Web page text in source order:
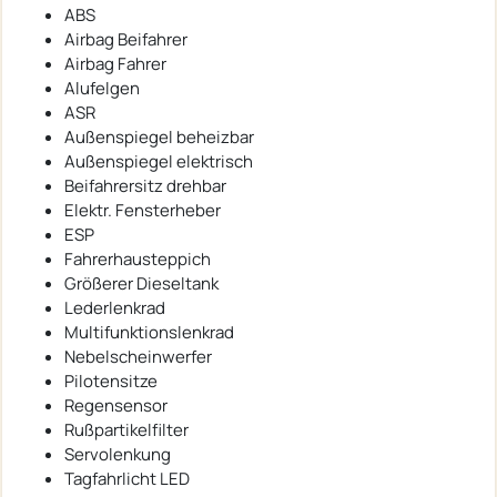
ABS
Airbag Beifahrer
Airbag Fahrer
Alufelgen
ASR
Außenspiegel beheizbar
Außenspiegel elektrisch
Beifahrersitz drehbar
Elektr. Fensterheber
ESP
Fahrerhausteppich
Größerer Dieseltank
Lederlenkrad
Multifunktionslenkrad
Nebelscheinwerfer
Pilotensitze
Regensensor
Rußpartikelfilter
Servolenkung
Tagfahrlicht LED